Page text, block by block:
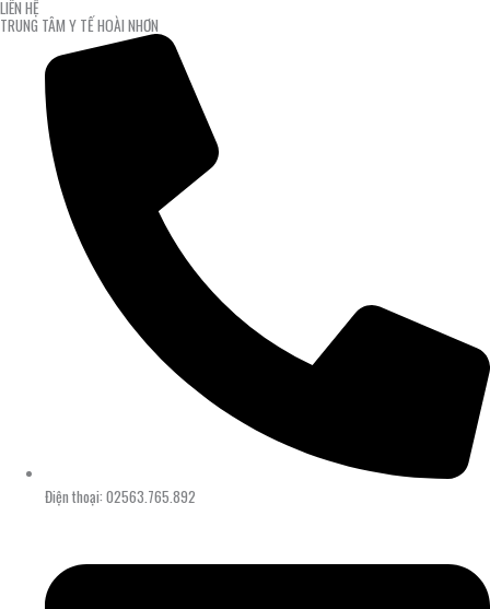
LIÊN HỆ
TRUNG TÂM Y TẾ HOÀI NHƠN
Điện thoại: 02563.765.892